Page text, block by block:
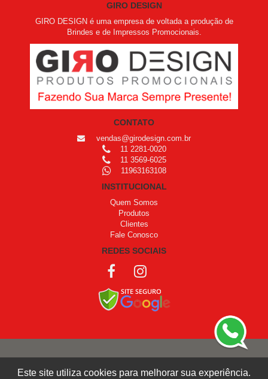
GIRO DESIGN
GIRO DESIGN é uma empresa de voltada a produção de
Brindes e de Impressos Promocionais.
CONTATO
vendas@girodesign.com.br
11 2281-0020
11 3569-6025
11963163108
INSTITUCIONAL
Quem Somos
Produtos
Clientes
Fale Conosco
REDES SOCIAIS
Este site utiliza cookies para melhorar sua experiência.